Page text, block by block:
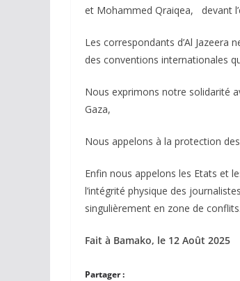
et Mohammed Qraiqea, devant
Les correspondants d’Al
des conventions internationales
Nous exprimons notre solidarité
Gaza,
Nous appelons à la protection
Enfin nous appelons les Etats et
l’intégrité physique des
singulièrement en zone de conflits.
Fait à Bamako, le 12 Août 2025
Partager :